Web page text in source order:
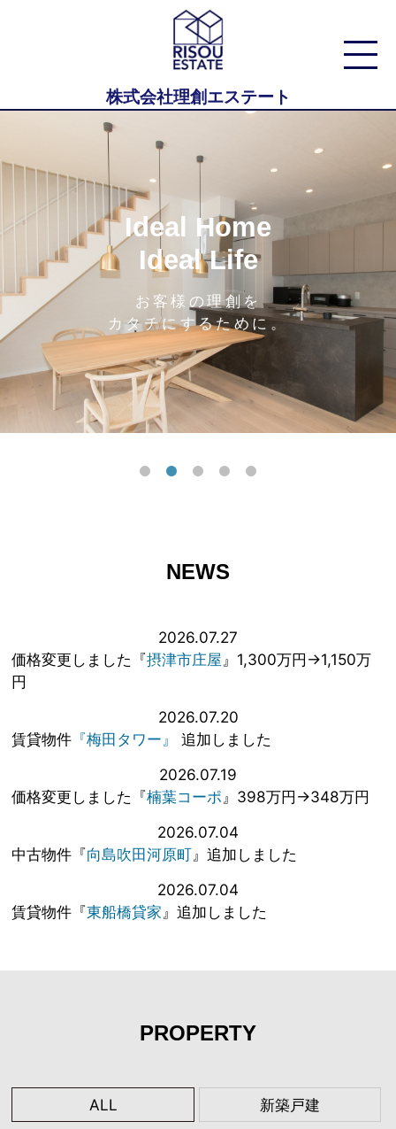
株式会社理創エステート
Ideal Home
Ideal Life
お客様の理創を
カタチにするために。
NEWS
2026.07.27
価格変更しました『摂津市庄屋』1,300万円→1,150万
円
2026.07.20
賃貸物件 『梅田タワー』
追加しました
2026.07.19
価格変更しました『楠葉コーポ』398万円→348万円
2026.07.04
中古物件『向島吹田河原町』追加しました
2026.07.04
賃貸物件『東船橋貸家』追加しました
PROPERTY
ALL 新築戸建